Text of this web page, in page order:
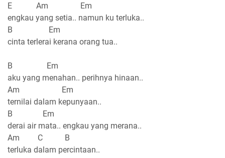
E Am Em
engkau yang setia.. namun ku terluka..
B Em
cinta terlerai kerana orang tua..
B Em
aku yang menahan.. perihnya hinaan..
Am Em
ternilai dalam kepunyaan..
B Em
derai air mata.. engkau yang merana..
Am C B
terluka dalam percintaan..